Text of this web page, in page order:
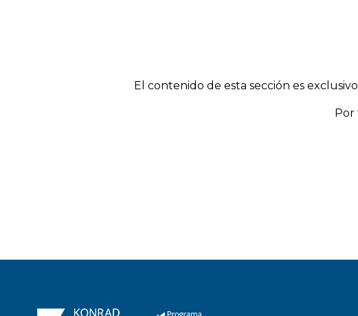
El contenido de esta sección es
Por